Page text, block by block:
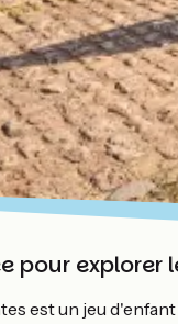
pour
est un jeu